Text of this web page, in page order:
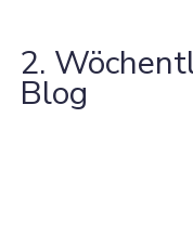
2.
Blog